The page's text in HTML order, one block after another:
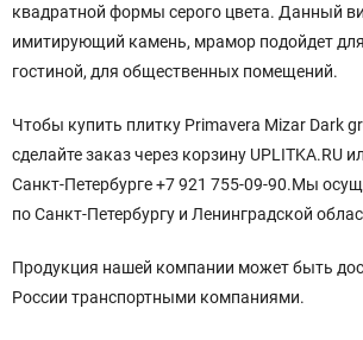
квадратной формы серого цвета. Данный
имитирующий камень, мрамор подойдет
гостиной, для общественных помещений.
Чтобы купить плитку Primavera Mizar Dark
сделайте заказ через корзину UPLITKA.RU
Санкт-Петербурге +7 921 755-09-90.Мы
по Санкт-Петербургу и Ленинградской
Продукция нашей компании может быть
России транспортными компаниями.